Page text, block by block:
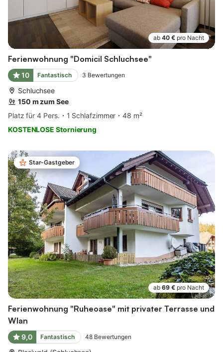
ab 40 € pro Nacht
Ferienwohnung "Domicil Schluchsee"
10 Fantastisch 3 Bewertungen
Schluchsee
150 m zum See
Platz für 4 Pers.
1 Schlafzimmer
48 m²
KOSTENLOSE Stornierung
Star-Gastgeber
ab 69 € pro Nacht
Ferienwohnung "Ruheoase" mit privater Terrasse und
Wlan
9,0 Fantastisch 48 Bewertungen